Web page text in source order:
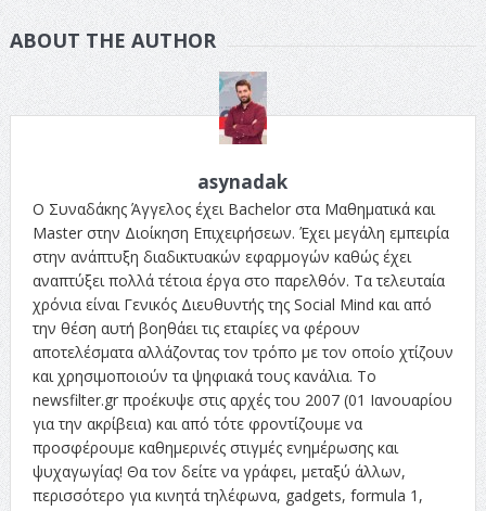
ABOUT THE AUTHOR
asynadak
Ο Συναδάκης Άγγελος έχει Bachelor στα Μαθηματικά και
Master στην Διοίκηση Επιχειρήσεων. Έχει μεγάλη εμπειρία
στην ανάπτυξη διαδικτυακών εφαρμογών καθώς έχει
αναπτύξει πολλά τέτοια έργα στο παρελθόν. Τα τελευταία
χρόνια είναι Γενικός Διευθυντής της Social Mind και από
την θέση αυτή βοηθάει τις εταιρίες να φέρουν
αποτελέσματα αλλάζοντας τον τρόπο με τον οποίο χτίζουν
και χρησιμοποιούν τα ψηφιακά τους κανάλια. Το
newsfilter.gr προέκυψε στις αρχές του 2007 (01 Ιανουαρίου
για την ακρίβεια) και από τότε φροντίζουμε να
προσφέρουμε καθημερινές στιγμές ενημέρωσης και
ψυχαγωγίας! Θα τον δείτε να γράφει, μεταξύ άλλων,
περισσότερο για κινητά τηλέφωνα, gadgets, formula 1,